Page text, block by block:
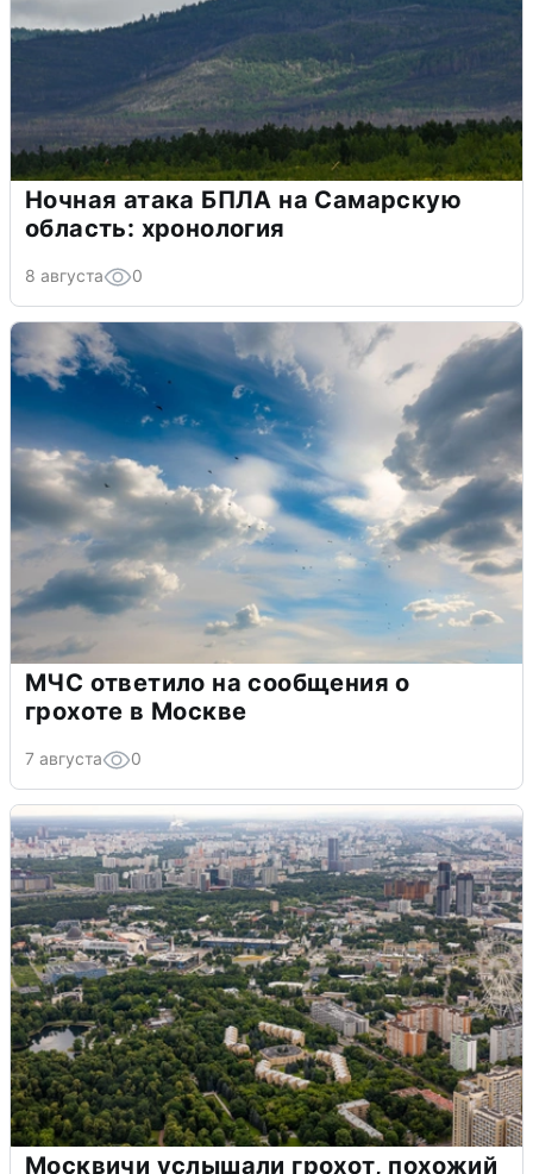
Ночная атака БПЛА на Самарскую
область: хронология
8 августа 0
МЧС ответило на сообщения о
грохоте в Москве
7 августа 0
Москвичи услышали грохот, похожий